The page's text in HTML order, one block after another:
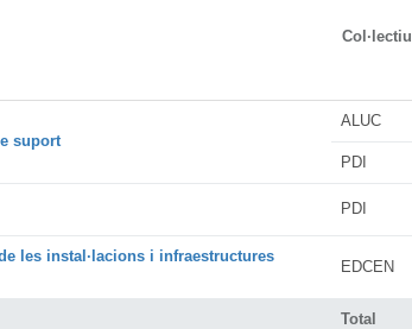
Col·lectiu
Total
suport
ALUC
PDI
PDI
les instal·lacions i infraestructures
EDCEN